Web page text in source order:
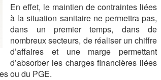
En effet, le maintien de contraintes liées
à la situation sanitaire ne permettra pas,
dans un premier temps, dans de
nombreux secteurs, de réaliser un chiffre
d’affaires et une marge permettant
d’absorber les charges financières liées
ou du PGE.